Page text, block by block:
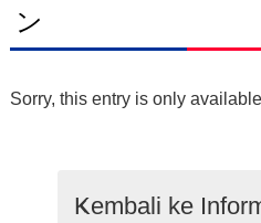
ン
Sorry, this entry is only
Kembali ke